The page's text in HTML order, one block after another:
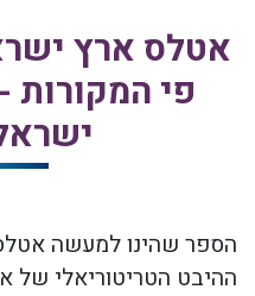
אטלס ארץ
פי המקורות
הספר שהינו למעשה
ההיבט הטריטוריאלי של